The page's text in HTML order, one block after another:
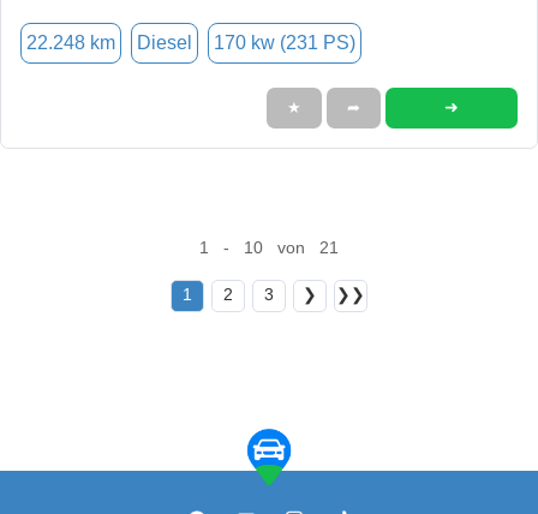
22.248 km Diesel 170 kw (231 PS)
★ ➦ ➜
1 - 10 von 21
1 2 3 ❯ ❯❯